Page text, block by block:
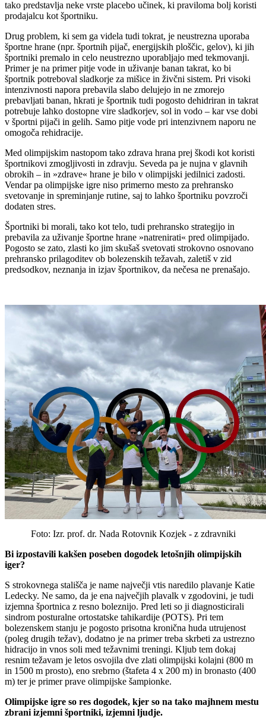
tako predstavlja neke vrste placebo učinek, ki praviloma bolj koristi
prodajalcu kot športniku.
Drug problem, ki sem ga videla tudi tokrat, je neustrezna uporaba
športne hrane (npr. športnih pijač, energijskih ploščic, gelov), ki jih
športniki premalo in celo neustrezno uporabljajo med tekmovanji.
Primer je na primer pitje vode in uživanje banan takrat, ko bi
športnik potreboval sladkorje za mišice in živčni sistem. Pri visoki
intenzivnosti napora prebavila slabo delujejo in ne zmorejo
prebavljati banan, hkrati je športnik tudi pogosto dehidriran in takrat
potrebuje lahko dostopne vire sladkorjev, sol in vodo – kar vse dobi
v športni pijači in gelih. Samo pitje vode pri intenzivnem naporu ne
omogoča rehidracije.
Med olimpijskim nastopom tako zdrava hrana prej škodi kot koristi
športnikovi zmogljivosti in zdravju. Seveda pa je nujna v glavnih
obrokih – in »zdrave« hrane je bilo v olimpijski jedilnici zadosti.
Vendar pa olimpijske igre niso primerno mesto za prehransko
svetovanje in spreminjanje rutine, saj to lahko športniku povzroči
dodaten stres.
Športniki bi morali, tako kot telo, tudi prehransko strategijo in
prebavila za uživanje športne hrane »natrenirati« pred olimpijado.
Pogosto se zato, zlasti ko jim skušaš svetovati strokovno osnovano
prehransko prilagoditev ob bolezenskih težavah, zaletiš v zid
predsodkov, neznanja in izjav športnikov, da nečesa ne prenašajo.
Foto: Izr. prof. dr. Nada Rotovnik Kozjek - z zdravniki
Bi izpostavili kakšen poseben dogodek letošnjih olimpijskih
iger?
S strokovnega stališča je name največji vtis naredilo plavanje Katie
Ledecky. Ne samo, da je ena največjih plavalk v zgodovini, je tudi
izjemna športnica z resno boleznijo. Pred leti so ji diagnosticirali
sindrom posturalne ortostatske tahikardije (POTS). Pri tem
bolezenskem stanju je pogosto prisotna kronična huda utrujenost
(poleg drugih težav), dodatno je na primer treba skrbeti za ustrezno
hidracijo in vnos soli med težavnimi treningi. Kljub tem dokaj
resnim težavam je letos osvojila dve zlati olimpijski kolajni (800 m
in 1500 m prosto), eno srebrno (štafeta 4 x 200 m) in bronasto (400
m) ter je primer prave olimpijske šampionke.
Olimpijske igre so res dogodek, kjer so na tako majhnem mestu
zbrani izjemni športniki, izjemni ljudje.